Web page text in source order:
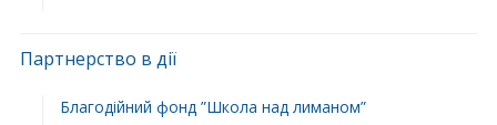
Партнерство в дії
Благодійний фонд ”Школа над лиманом”